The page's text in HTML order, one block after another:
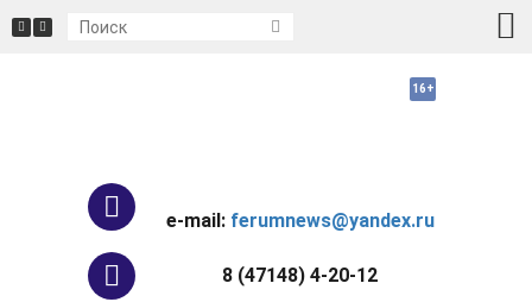
e-mail: ferumnews@yandex.ru
8 (47148) 4-20-12